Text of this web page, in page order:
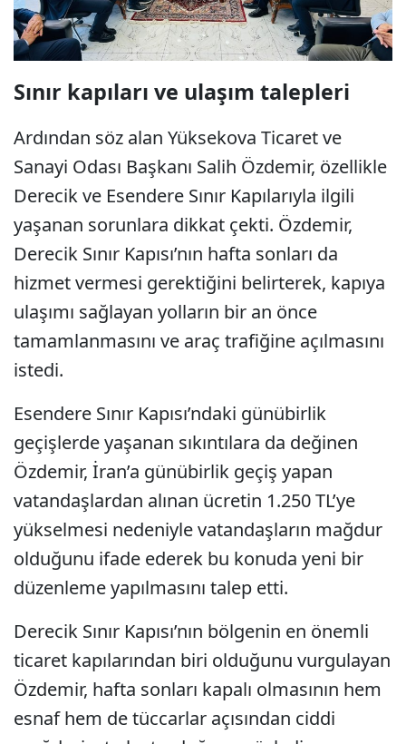
Sınır kapıları ve ulaşım talepleri
Ardından söz alan Yüksekova Ticaret ve
Sanayi Odası Başkanı Salih Özdemir, özellikle
Derecik ve Esendere Sınır Kapılarıyla ilgili
yaşanan sorunlara dikkat çekti. Özdemir,
Derecik Sınır Kapısı’nın hafta sonları da
hizmet vermesi gerektiğini belirterek, kapıya
ulaşımı sağlayan yolların bir an önce
tamamlanmasını ve araç trafiğine açılmasını
istedi.
Esendere Sınır Kapısı’ndaki günübirlik
geçişlerde yaşanan sıkıntılara da değinen
Özdemir, İran’a günübirlik geçiş yapan
vatandaşlardan alınan ücretin 1.250 TL’ye
yükselmesi nedeniyle vatandaşların mağdur
olduğunu ifade ederek bu konuda yeni bir
düzenleme yapılmasını talep etti.
Derecik Sınır Kapısı’nın bölgenin en önemli
ticaret kapılarından biri olduğunu vurgulayan
Özdemir, hafta sonları kapalı olmasının hem
esnaf hem de tüccarlar açısından ciddi